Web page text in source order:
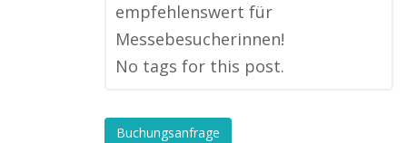
empfehlenswert für
Messebesucherinnen!
No tags for this post.
Buchungsanfrage